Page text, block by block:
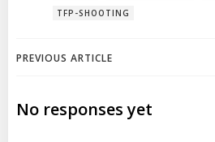
TFP-SHOOTING
Post
navigation
PREVIOUS ARTICLE
No responses yet